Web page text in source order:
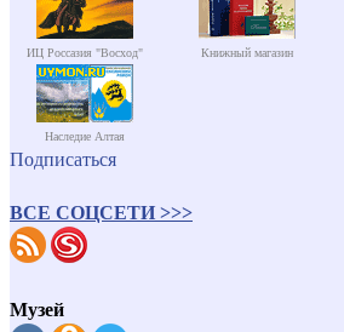
ИЦ Россазия "Восход" Книжный магазин
Наследие Алтая
Подписаться
ВСЕ СОЦСЕТИ >>>
Музей